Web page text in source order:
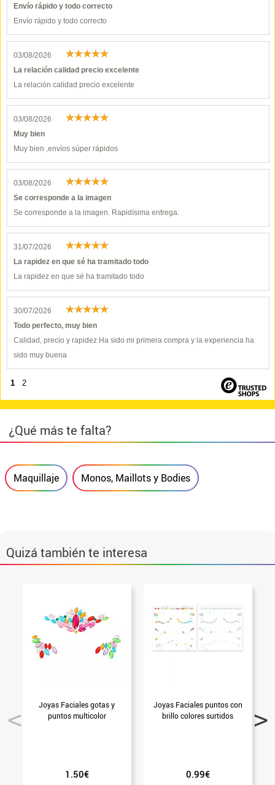
Envío rápido y todo correcto
Envío rápido y todo correcto
03/08/2026
La relación calidad precio excelente
La relación calidad precio excelente
03/08/2026
Muy bien
Muy bien ,envíos súper rápidos
03/08/2026
Se corresponde a la imagen
Se corresponde a la imagen. Rapidísima entrega.
31/07/2026
La rapidez en que sé ha tramitado todo
La rapidez en que sé ha tramitado todo
30/07/2026
Todo perfecto, muy bien
Calidad, precio y rapidez Ha sido mi primera compra y la experiencia ha
sido muy buena
1 2
¿Qué más te falta?
Maquillaje Monos, Maillots y Bodies
Quizá también te interesa
Joyas Faciales gotas y
puntos multicolor
1.50€
Joyas Faciales puntos con
brillo colores surtidos
0.99€